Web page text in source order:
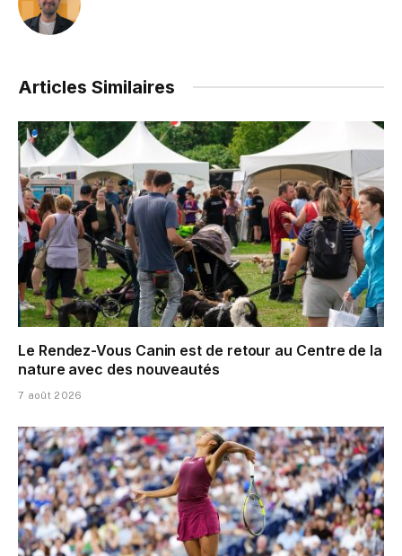
Articles Similaires
Le Rendez-Vous Canin est de retour au Centre de la
nature avec des nouveautés
7 août 2026